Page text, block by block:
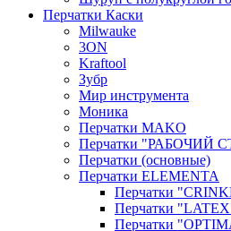
Перчатки Каски
Milwauke
3ON
Kraftool
Зубр
Мир инструмента
Моника
Перчатки MAKO
Перчатки "РАБОЧИЙ
Перчатки (основные)
Перчатки ELEMENTA
Перчатки
Перчатки
Перчатки